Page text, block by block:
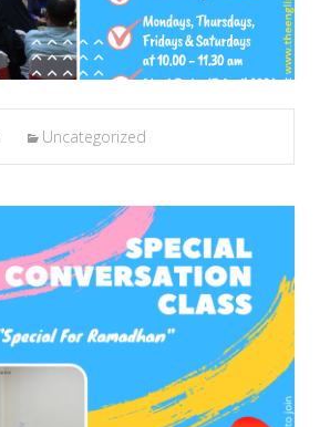
Uncategorized